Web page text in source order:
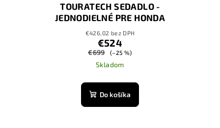
TOURATECH SEDADLO -
JEDNODIELNÉ PRE HONDA
CRF1100L AFRICA TWIN / CRF1100L
ADVENTURE SPORT
€426,02 bez DPH
€524
€699 (–25 %)
Skladom
Do košíka